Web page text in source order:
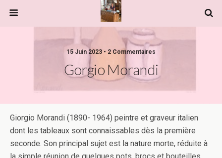
15 Juin 2023 • 2 Commentaires
Gorgio Morandi
Giorgio Morandi (1890- 1964) peintre et graveur italien
dont les tableaux sont connaissables dès la première
seconde. Son principal sujet est la nature morte, réduite à